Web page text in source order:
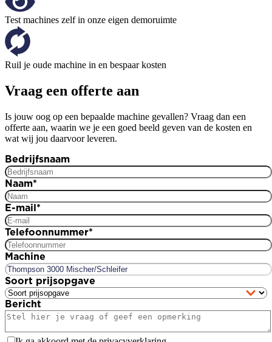
Test machines zelf in onze eigen demoruimte
Ruil je oude machine in en bespaar kosten
Vraag een offerte aan
Is jouw oog op een bepaalde machine gevallen? Vraag dan een
offerte aan, waarin we je een goed beeld geven van de kosten en
wat wij jou daarvoor leveren.
Bedrijfsnaam
Naam*
E-mail*
Telefoonnummer*
Machine
Soort prijsopgave
Bericht